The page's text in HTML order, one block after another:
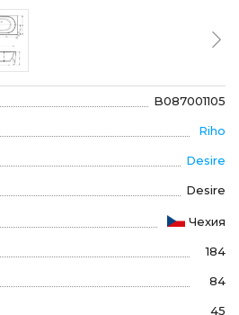
B087001105
Riho
Desire
Desire
Чехия
184
84
45